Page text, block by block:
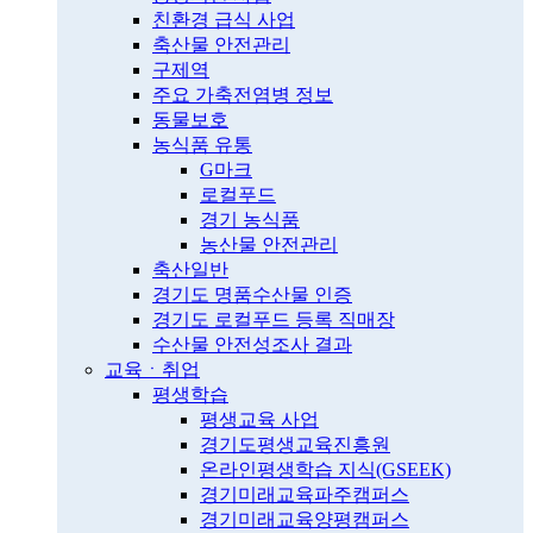
친환경 급식 사업
축산물 안전관리
구제역
주요 가축전염병 정보
동물보호
농식품 유통
G마크
로컬푸드
경기 농식품
농산물 안전관리
축산일반
경기도 명품수산물 인증
경기도 로컬푸드 등록 직매장
수산물 안전성조사 결과
교육ㆍ취업
평생학습
평생교육 사업
경기도평생교육진흥원
온라인평생학습 지식(GSEEK)
경기미래교육파주캠퍼스
경기미래교육양평캠퍼스